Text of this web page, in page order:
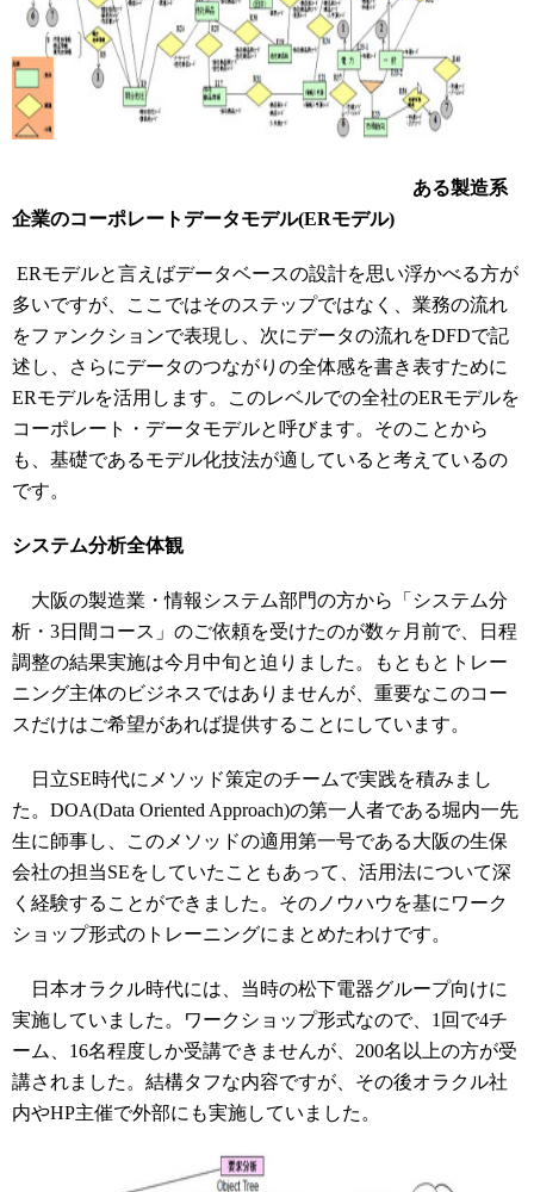
ある製造系
企業のコーポレートデータモデル(ERモデル)
ERモデルと言えばデータベースの設計を思い浮かべる方が
多いですが、ここではそのステップではなく、業務の流れ
をファンクションで表現し、次にデータの流れをDFDで記
述し、さらにデータのつながりの全体感を書き表すために
ERモデルを活用します。このレベルでの全社のERモデルを
コーポレート・データモデルと呼びます。そのことから
も、基礎であるモデル化技法が適していると考えているの
です。
システム分析全体観
大阪の製造業・情報システム部門の方から「システム分
析・3日間コース」のご依頼を受けたのが数ヶ月前で、日程
調整の結果実施は今月中旬と迫りました。もともとトレー
ニング主体のビジネスではありませんが、重要なこのコー
スだけはご希望があれば提供することにしています。
日立SE時代にメソッド策定のチームで実践を積みまし
た。DOA(Data Oriented Approach)の第一人者である堀内一先
生に師事し、このメソッドの適用第一号である大阪の生保
会社の担当SEをしていたこともあって、活用法について深
く経験することができました。そのノウハウを基にワーク
ショップ形式のトレーニングにまとめたわけです。
日本オラクル時代には、当時の松下電器グループ向けに
実施していました。ワークショップ形式なので、1回で4チ
ーム、16名程度しか受講できませんが、200名以上の方が受
講されました。結構タフな内容ですが、その後オラクル社
内やHP主催で外部にも実施していました。